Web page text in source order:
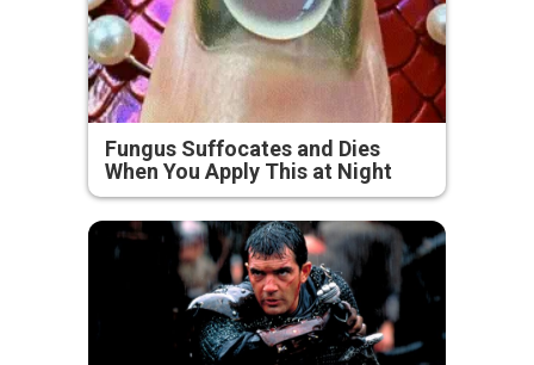
Fungus Suffocates and Dies
When You Apply This at Night